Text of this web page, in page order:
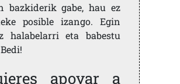
bazkiderik gabe, hau ez
posible izango. Egin
halabelarri eta babestu
apoyar a